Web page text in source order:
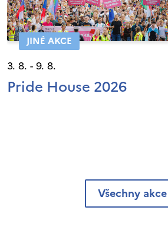
JINÉ AKCE
3. 8. - 9. 8.
Pride House 2026
Všechny akce